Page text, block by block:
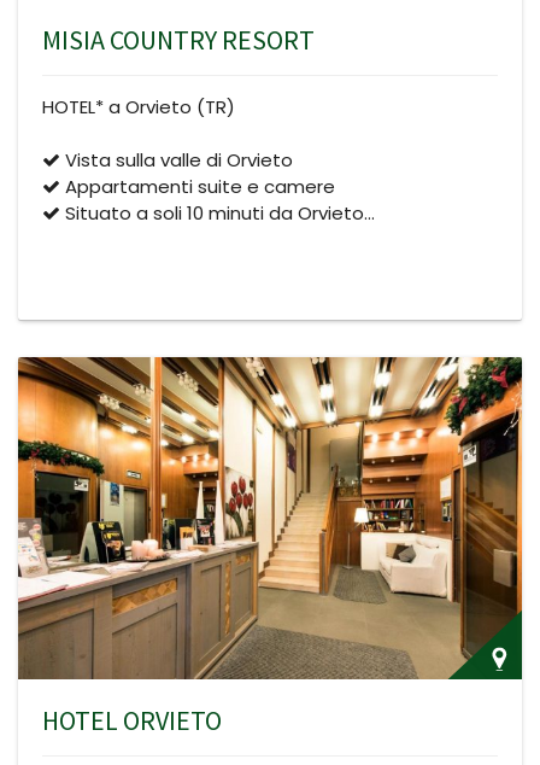
MISIA COUNTRY RESORT
HOTEL* a Orvieto (TR)
Vista sulla valle di Orvieto
Appartamenti suite e camere
Situato a soli 10 minuti da Orvieto…
HOTEL ORVIETO